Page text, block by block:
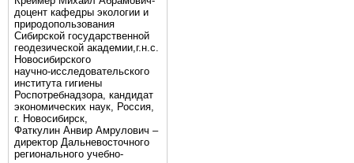
доцент кафедры экологии и
природопользования
Сибирской государственной
геодезической академии,г.н.с.
Новосибирского
научно-исследовательского
института гигиены
Роспотребнадзора, кандидат
экономических наук, Россия,
г. Новосибирск,
Фаткулин Анвир Амрулович –
директор Дальневосточного
регионального учебно-